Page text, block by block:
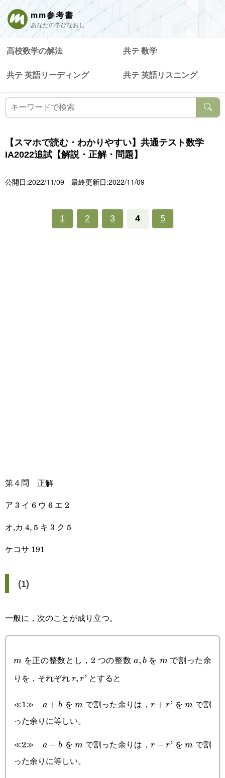
mm参考書
あなたの学びなおし
高校数学の解法 共テ 数学
共テ 英語リーディング 共テ 英語リスニング
【スマホで読む・わかりやすい】共通テスト数学
IA2022追試【解説・正解・問題】
公開日:2022/11/09 最終更新日:2022/11/09
1 2 3 4 5
第４問 正解
ア 3 イ 6 ウ 6 エ 2
オ,カ 4, 5 キ 3 ク 5
ケコサ 191
(1)
一般に，次のことが成り立つ。
m
m を正の整数とし，2 つの整数 a,b
a, bを m
mで割った余
りを，それぞれr,r’
r, r’ とすると
≪1≫ a+b
a + b をm
m で割った余りは， r+r’
r + r’ をm
m で割
った余りに等しい。
≪2≫ a-
b
a − b をm
m で割った余りは， r-
r − r’ をm
m で割
った余りに等しい。